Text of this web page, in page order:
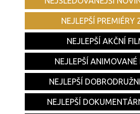
NEJLEPŠÍ PREMIÉRY
NEJLEPŠÍ AKČNÍ
NEJLEPŠÍ ANIMOVANÉ
NEJLEPŠÍ
NEJLEPŠÍ